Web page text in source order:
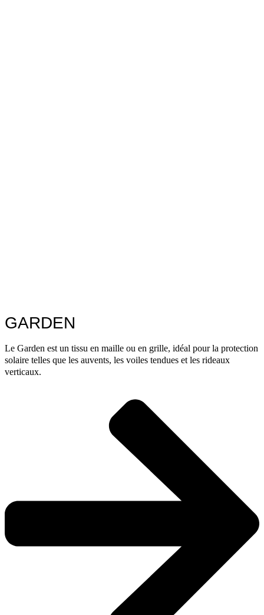
GARDEN
Le Garden est un tissu en maille ou en grille, idéal pour la protection
solaire telles que les auvents, les voiles tendues et les rideaux
verticaux.